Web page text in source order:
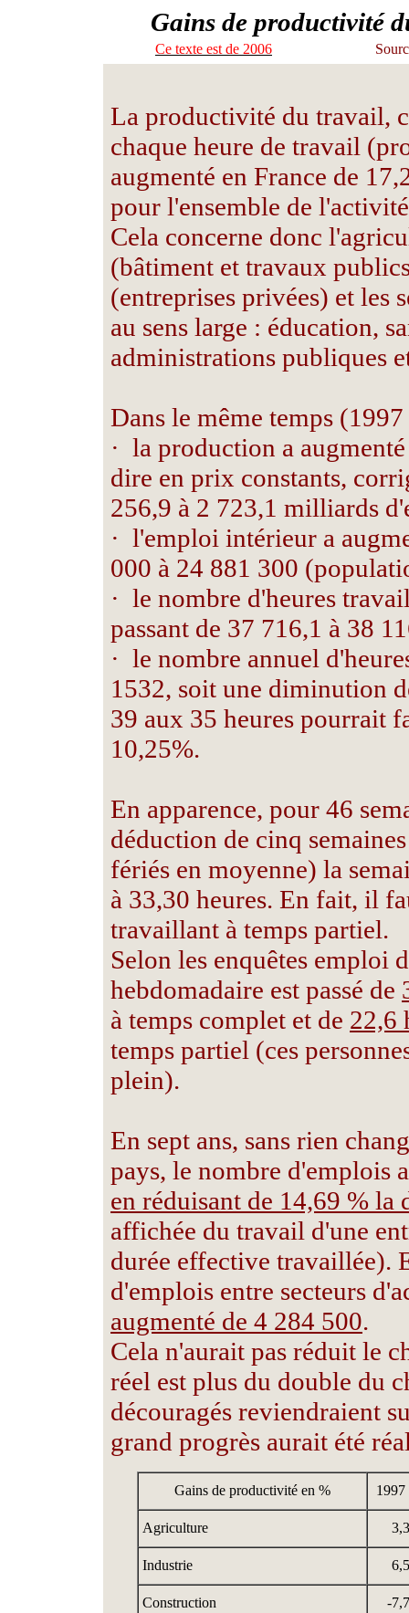
Gains de productivité
Ce texte est de 2006
La productivité du travail,
chaque heure de travail
augmenté en France de
pour l'ensemble de
Cela concerne donc
(bâtiment et travaux
(entreprises privées) et les
au sens large : éducation,
administrations publiques
Dans le même temps
· la production a
dire en prix constants,
256,9 à 2 723,1 milliards
· l'emploi intérieur a
000 à 24 881 300
· le nombre d'heures
passant de 37 716,1 à 38
· le nombre annuel
1532, soit une diminution
39 aux 35 heures pourrait
10,25%.
En apparence, pour 46
déduction de cinq
fériés en moyenne) la
à 33,30 heures. En fait, il
travaillant à temps partiel.
Selon les enquêtes emploi
hebdomadaire est passé de
à temps complet et de 22,6
temps partiel (ces
plein).
En sept ans, sans rien
pays, le nombre d'emplois
en réduisant de 14,69 % la
affichée du travail d'une
durée effective travaillée).
d'emplois entre secteurs
augmenté de 4 284 500.
Cela n'aurait pas réduit le
réel est plus du double du
découragés reviendraient
grand progrès aurait été
Gains de productivité en % 1997
Agriculture 3,3
Industrie 6,5
Construction -7,7